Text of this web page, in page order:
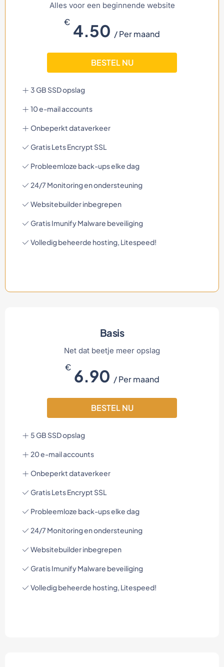
Alles voor een beginnende website
€ 4.50 / Per maand
BESTEL NU
3 GB SSD opslag
10 e-mail accounts
Onbeperkt dataverkeer
Gratis Lets Encrypt SSL
Probleemloze back-ups elke dag
24/7 Monitoring en ondersteuning
Websitebuilder inbegrepen
Gratis Imunify Malware beveiliging
Volledig beheerde hosting, Litespeed!
Basis
Net dat beetje meer opslag
€6.90 / Per maand
BESTEL NU
5 GB SSD opslag
20 e-mail accounts
Onbeperkt dataverkeer
Gratis Lets Encrypt SSL
Probleemloze back-ups elke dag
24/7 Monitoring en ondersteuning
Websitebuilder inbegrepen
Gratis Imunify Malware beveiliging
Volledig beheerde hosting, Litespeed!